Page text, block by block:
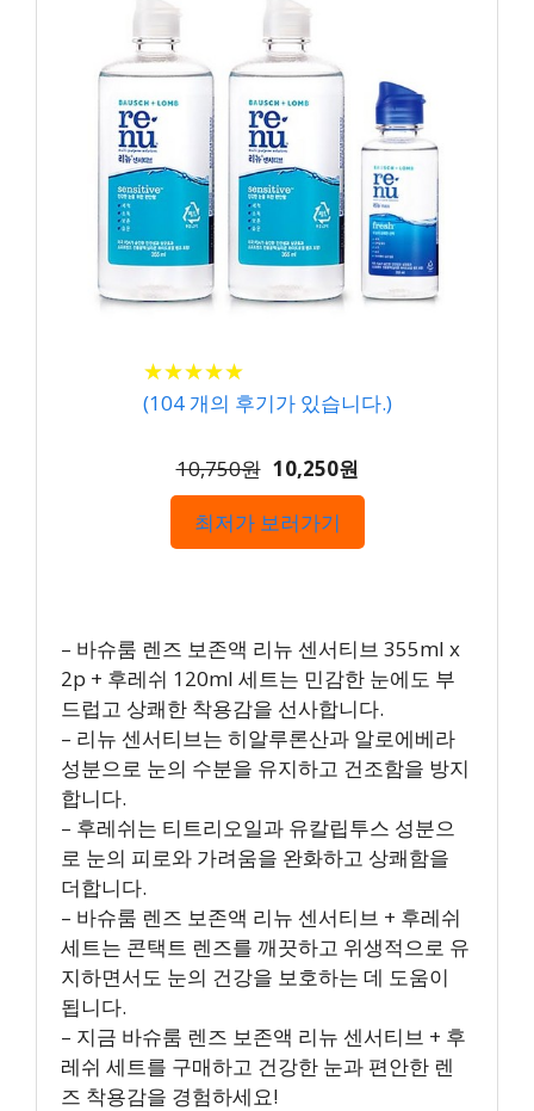
★★★★★
★★★★★
(104개의 후기가 있습니다.)
10,750원 10,250원
최저가 보러가기
– 바슈룸 렌즈 보존액 리뉴 센서티브 355ml x
2p + 후레쉬 120ml 세트는 민감한 눈에도 부
드럽고 상쾌한 착용감을 선사합니다.
– 리뉴 센서티브는 히알루론산과 알로에베라
성분으로 눈의 수분을 유지하고 건조함을 방지
합니다.
– 후레쉬는 티트리오일과 유칼립투스 성분으
로 눈의 피로와 가려움을 완화하고 상쾌함을
더합니다.
– 바슈룸 렌즈 보존액 리뉴 센서티브 + 후레쉬
세트는 콘택트 렌즈를 깨끗하고 위생적으로 유
지하면서도 눈의 건강을 보호하는 데 도움이
됩니다.
– 지금 바슈룸 렌즈 보존액 리뉴 센서티브 + 후
레쉬 세트를 구매하고 건강한 눈과 편안한 렌
즈 착용감을 경험하세요!